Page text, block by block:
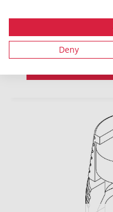
Deny
CODE COMMANDE: